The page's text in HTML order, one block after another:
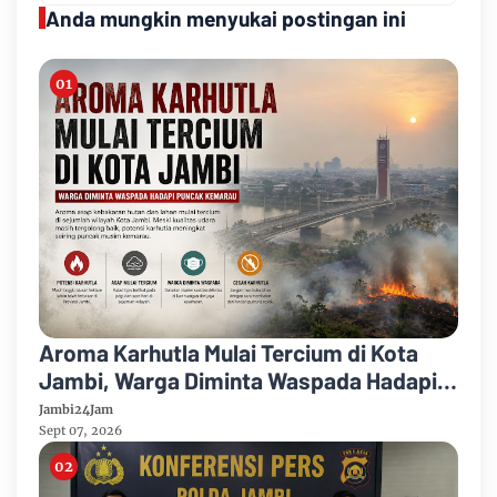
Anda mungkin menyukai postingan ini
Aroma Karhutla Mulai Tercium di Kota
Jambi, Warga Diminta Waspada Hadapi
Puncak Kemarau
Jambi24Jam
Sept 07, 2026